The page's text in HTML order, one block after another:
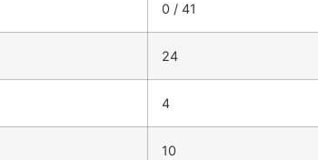
0 / 41
24
4
10